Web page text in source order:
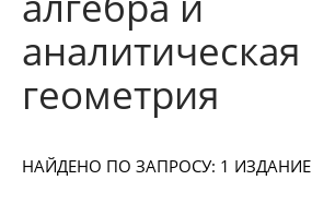
аналитическая
геометрия
НАЙДЕНО ПО ЗАПРОСУ: 1 ИЗДАНИЕ